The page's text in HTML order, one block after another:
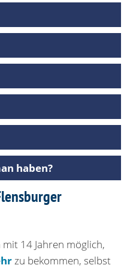
haben?
14 Jahren möglich,
zu bekommen, selbst